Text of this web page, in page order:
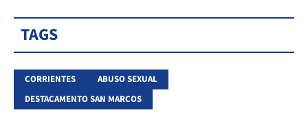
TAGS
CORRIENTES
ABUSO SEXUAL
DESTACAMENTO SAN MARCOS